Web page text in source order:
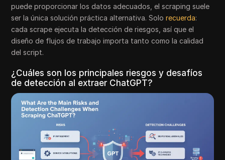
puede proporcionar los datos adecuados, el scraping suele
ser la única solución práctica alternativa. Solorecuerda:
cada scrape ejecuta la detección de riesgos, así que el
diseño de flujos de trabajo importa tanto como la calidad
del script.
¿Cuáles son los principales riesgos y desafíos
de detección al extraer ChatGPT?